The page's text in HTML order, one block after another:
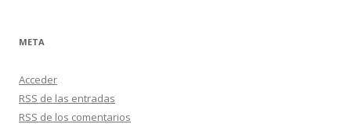
META
Acceder
RSS de las entradas
RSS de los comentarios